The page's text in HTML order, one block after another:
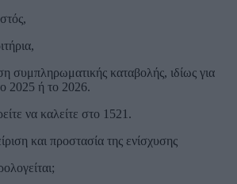
συμπληρωματικής καταβολής, ιδίως για
2025 ή το 2026.
να καλείτε στο 1521.
και προστασία της ενίσχυσης